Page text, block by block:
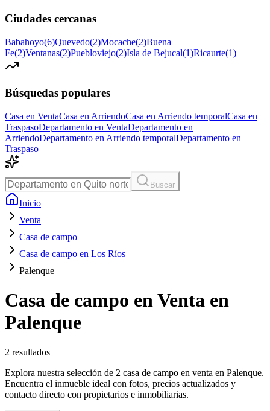
Ciudades cercanas
Babahoyo(6)Quevedo(2)Mocache(2)Buena
Fe(2)Ventanas(2)Puebloviejo(2)Isla de Bejucal(1)Ricaurte(1)
Búsquedas populares
Casa en VentaCasa en ArriendoCasa en Arriendo temporalCasa en
TraspasoDepartamento en VentaDepartamento en
ArriendoDepartamento en Arriendo temporalDepartamento en
Traspaso
Buscar
Inicio
Venta
Casa de campo
Casa de campo en Los Ríos
Palenque
Casa de campo en Venta en
Palenque
2 resultados
Explora nuestra selección de 2 casa de campo en venta en Palenque.
Encuentra el inmueble ideal con fotos, precios actualizados y
contacto directo con propietarios e inmobiliarias.